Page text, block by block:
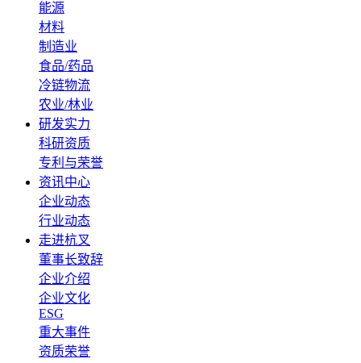
能源
材料
制造业
食品/药品
冷链物流
农业/林业
研发实力
科研资质
专利与荣誉
资讯中心
企业动态
行业动态
走进杭叉
董事长致辞
企业介绍
企业文化
ESG
重大事件
资质荣誉